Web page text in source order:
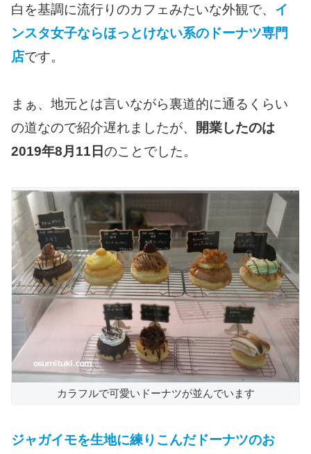
白を基調に流行りのカフェみたいな外観で、 イ
ンスタ女子ならほっとけない系のドーナツ専門
店です。
まぁ、地元とは言いながら裏道的に通るくらい
の道なので紹介遅れましたが、
開業したのは
2019年8月11日のことでした。
カラフルで可愛いドーナツが並んでいます
ジャガイモを生地に練りこんだドーナツのお